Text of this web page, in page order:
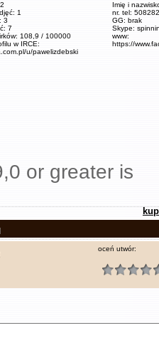
1
3
7
108,9 / 100000
w IRCE:
u/pawelizdebski
Imię i
nr. tel:
GG: brak
Skype:
www:
https://
or greater is
oceń utwór: